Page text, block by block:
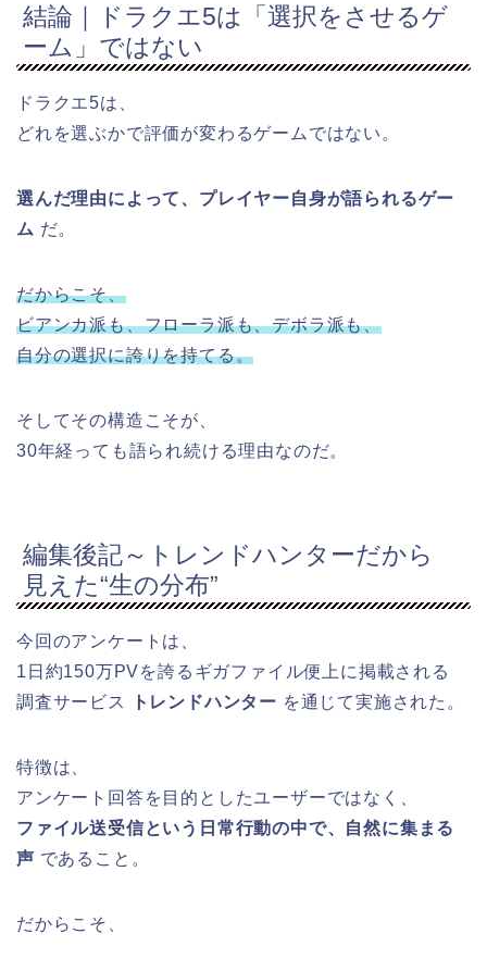
結論｜ドラクエ5は「選択をさせるゲ
ーム」ではない
ドラクエ5は、
どれを選ぶかで評価が変わるゲームではない。
選んだ理由によって、プレイヤー自身が語られるゲー
ム だ。
だからこそ、
ビアンカ派も、フローラ派も、デボラ派も、
自分の選択に誇りを持てる。
そしてその構造こそが、
30年経っても語られ続ける理由なのだ。
編集後記～トレンドハンターだから
見えた“生の分布”
今回のアンケートは、
1日約150万PVを誇るギガファイル便上に掲載される
調査サービス
トレンドハンター を通じて実施された。
特徴は、
アンケート回答を目的としたユーザーではなく、
ファイル送受信という日常行動の中で、自然に集まる
声 であること。
だからこそ、